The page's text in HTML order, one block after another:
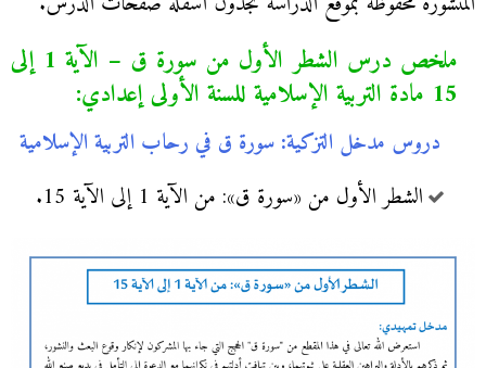
ملخص درس الشطر الأول من سورة ق – الآية 1 إلى
15 مادة التربية الإسلامية للسنة الأولى إعدادي:
دروس مدخل التزكية: سورة ق في رحاب التربية الإسلامية
الشطر الأول من «سورة ق»: من الآية 1 إلى الآية 15.